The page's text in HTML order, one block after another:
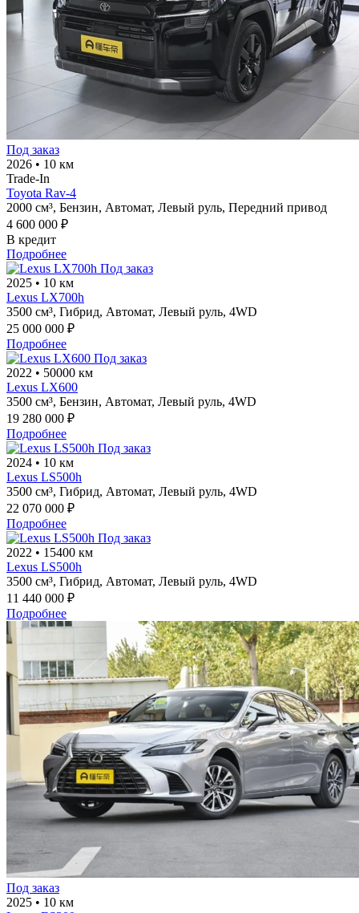
Под заказ
2026 • 10 км
Trade-In
Toyota Rav-4
2000 см³, Бензин, Автомат, Левый руль, Передний привод
4 600 000 ₽
В кредит
Подробнее
Под заказ
2025 • 10 км
Lexus LX700h
3500 см³, Гибрид, Автомат, Левый руль, 4WD
25 000 000 ₽
Подробнее
Под заказ
2022 • 50000 км
Lexus LX600
3500 см³, Бензин, Автомат, Левый руль, 4WD
19 280 000 ₽
Подробнее
Под заказ
2024 • 10 км
Lexus LS500h
3500 см³, Гибрид, Автомат, Левый руль, 4WD
22 070 000 ₽
Подробнее
Под заказ
2022 • 15400 км
Lexus LS500h
3500 см³, Гибрид, Автомат, Левый руль, 4WD
11 440 000 ₽
Подробнее
Под заказ
2025 • 10 км